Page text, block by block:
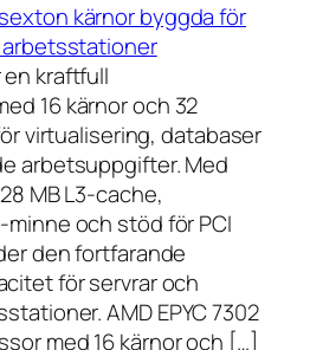
sexton kärnor byggda för
en kraftfull
16 kärnor och 32
virtualisering, databaser
arbetsuppgifter. Med
MB L3-cache,
och stöd för PCI
den fortfarande
för servrar och
AMD EPYC 7302
med 16 kärnor och […]